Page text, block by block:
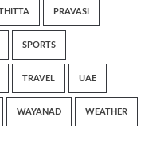
PRAVASI
SPORTS
TRAVEL UAE
WAYANAD WEATHER